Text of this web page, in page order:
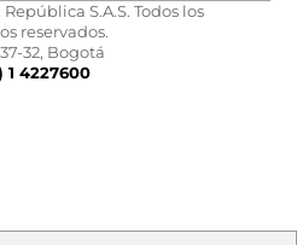
S.A.S. Todos los
reservados.
37-32, Bogotá
1 4227600